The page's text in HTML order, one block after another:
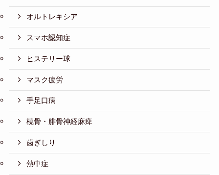
オルトレキシア
スマホ認知症
ヒステリー球
マスク疲労
手足口病
橈骨・腓骨神経麻痺
歯ぎしり
熱中症